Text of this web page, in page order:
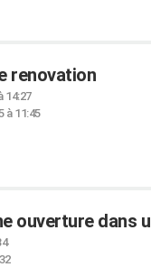
renovation
14:27
à 11:45
ouverture dans